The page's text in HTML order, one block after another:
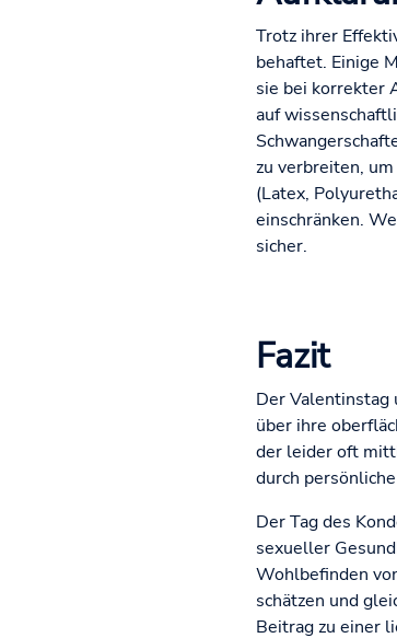
Trotz ihrer
behaftet. Einige
sie bei korrekter
auf
zu verbreiten,
(Latex,
einschränken.
sicher.
Fazit
Der Valentinstag
über ihre
der leider oft
durch
Der Tag des
sexueller
Wohlbefinden
schätzen und
Beitrag zu einer